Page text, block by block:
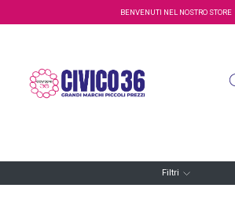
Salta al contenuto principaleBENVENUTI NEL NOSTRO STORE
Filtri